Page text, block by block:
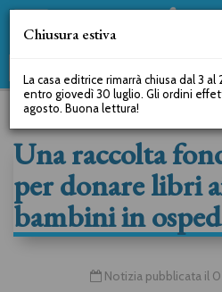
Una raccolta
per donare libri
bambini in
Notizia pubblicata il
Chiusura estiva
La casa editrice rimarrà chiusa dal 3
entro giovedì 30 luglio. Gli ordini
agosto. Buona lettura!